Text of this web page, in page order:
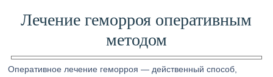
Лечение геморроя оперативным
методом
Оперативное лечение геморроя — действенный способ,